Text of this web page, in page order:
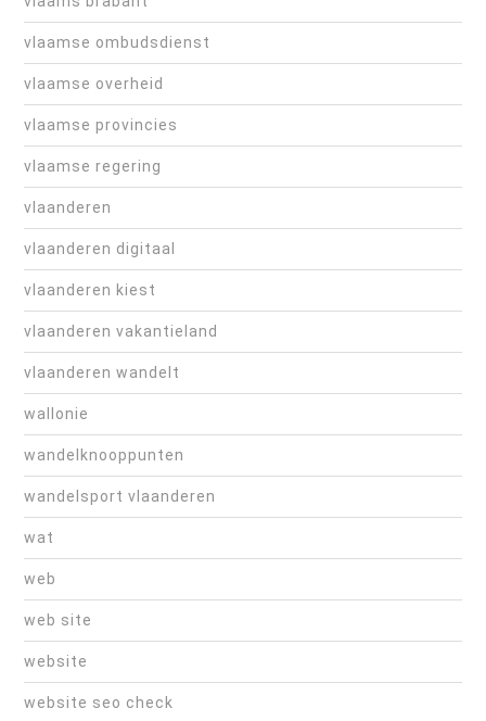
vlaamse ombudsdienst
vlaamse overheid
vlaamse provincies
vlaamse regering
vlaanderen
vlaanderen digitaal
vlaanderen kiest
vlaanderen vakantieland
vlaanderen wandelt
wallonie
wandelknooppunten
wandelsport vlaanderen
wat
web
web site
website
website seo check